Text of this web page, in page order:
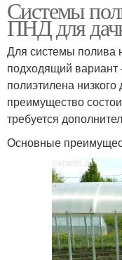
Системы
ПНД для
Для системы полива
подходящий вариант
полиэтилена
преимущество
требуется
Основные